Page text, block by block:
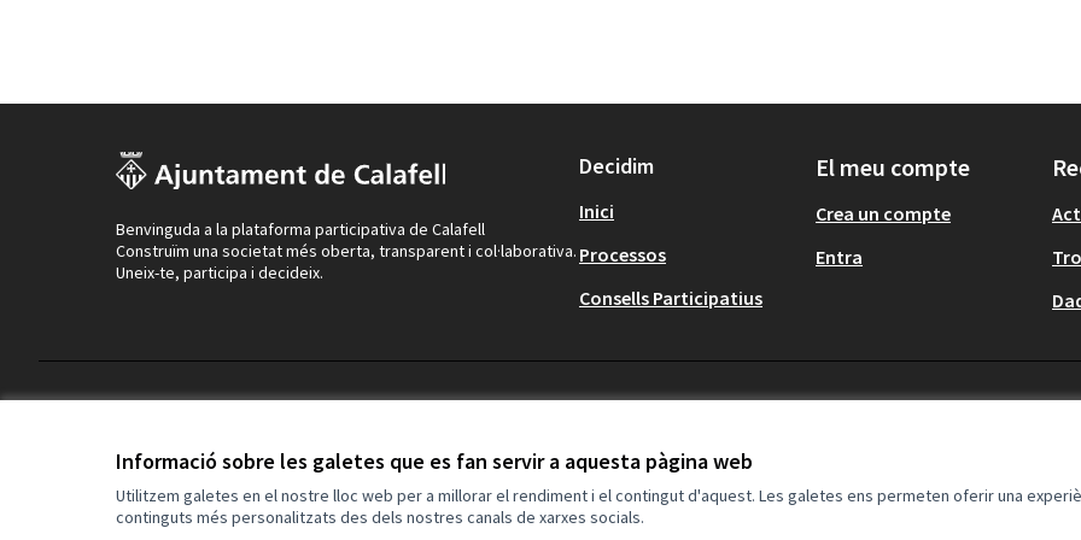
Informació sobre les galetes que es fan servir a aquesta pàgina web
Utilitzem galetes en el nostre lloc web per a millorar el rendiment i el contingut d'aquest. Les galetes ens permeten oferir una
continguts més personalitzats des dels nostres canals de xarxes socials.
Benvinguda a la plataforma participativa de Calafell
Construïm una societat més oberta, transparent i col·laborativa.
Uneix-te, participa i decideix.
Decidim
Inici
Processos
Consells Participatius
El meu compte
Crea un compte
Entra
(Enllaç extern)